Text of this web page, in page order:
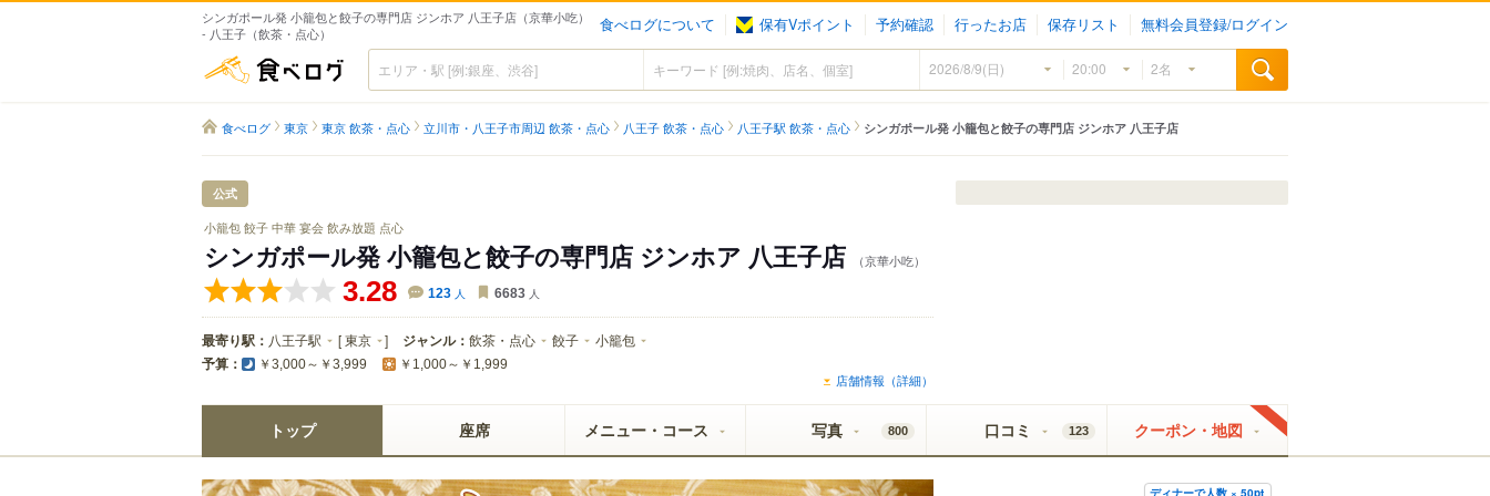
シンガポール発 小籠包と餃子の専門店 ジンホア 八王子店（京華小吃）
- 八王子（飲茶・点心）
食べログについて 保有Vポイント 予約確認 行ったお店 保存リスト 無料会員登録/ログイン
食べログ
食べログ 東京 東京 飲茶・点心 立川市・八王子市周辺 飲茶・点心 八王子 飲茶・点心 八王子駅 飲茶・点心 シンガポール発 小籠包と餃子の専門店 ジンホア 八王子店
公式
小籠包 餃子 中華 宴会 飲み放題 点心
シンガポール発 小籠包と餃子の専門店 ジンホア 八王子店 （京華小吃）
3.28 123 人 6683 人
最寄り駅： 八王子駅 [東京 ] ジャンル： 飲茶・点心 餃子 小籠包
予算： ￥3,000～￥3,999 ￥1,000～￥1,999
店舗情報（詳細）
トップ 座席 メニュー・コース 写真 800 口コミ 123 クーポン・地図
ディナーで人数 × 50pt